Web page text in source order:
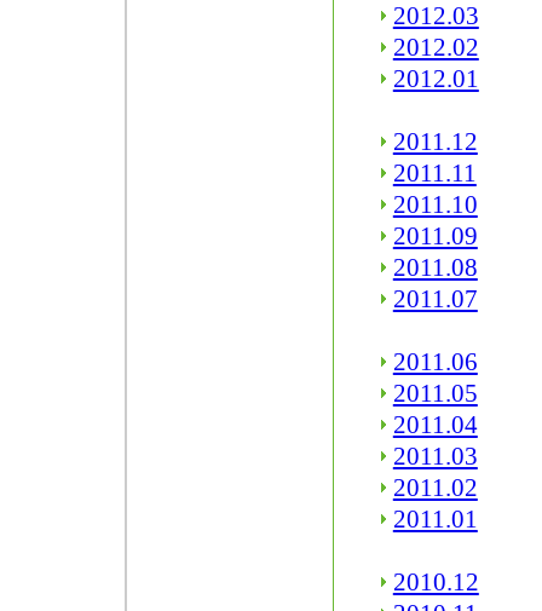
2012.03
2012.02
2012.01
2011.12
2011.11
2011.10
2011.09
2011.08
2011.07
2011.06
2011.05
2011.04
2011.03
2011.02
2011.01
2010.12